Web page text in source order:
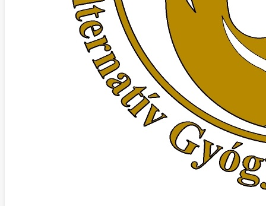
KEZDŐOLDAL
BEMUTATKOZÁS
OKTATÓINK
PARTNEREINK:
KÉPGALÉRIA
KAPCSOLAT
MÉDIA MEGJELENÉSEK
INTERJÚ A FŐNIX MASSZÁZS
ALTERNATÍV GYÓGYMÓDOK ÉS
KÉPZÉSEK OKTATÓIVAL A
SZOLNOK TV ELIXÍR 2020.06.23.
MŰSORÁBAN.
ADATKEZELÉSI TÁJÉKOZTATÓ